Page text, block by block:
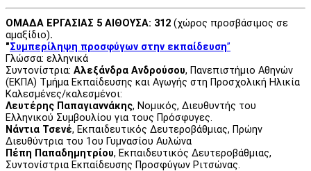
ΟΜΑΔΑ ΕΡΓΑΣΙΑΣ 5 ΑΙΘΟΥΣΑ: 312 (χώρος προσβάσιμος σε
αμαξίδιο).
"Συμπερίληψη προσφύγων στην εκπαίδευση”
Γλώσσα: ελληνικά
Συντονίστρια: Αλεξάνδρα Ανδρούσου, Πανεπιστήμιο Αθηνών
(ΕΚΠΑ) Τμήμα Εκπαίδευσης και Αγωγής στη Προσχολική Ηλικία
Καλεσμένες/καλεσμένοι:
Λευτέρης Παπαγιαννάκης, Νομικός, Διευθυντής του
Ελληνικού Συμβουλίου για τους Πρόσφυγες.
Nάντια Τσενέ, Εκπαιδευτικός Δευτεροβάθμιας, Πρώην
Διευθύντρια του 1ου Γυμνασίου Αυλώνα
Πέπη Παπαδημητρίου, Εκπαιδευτικός Δευτεροβάθμιας,
Συντονίστρια Εκπαίδευσης Προσφύγων Ριτσώνας.